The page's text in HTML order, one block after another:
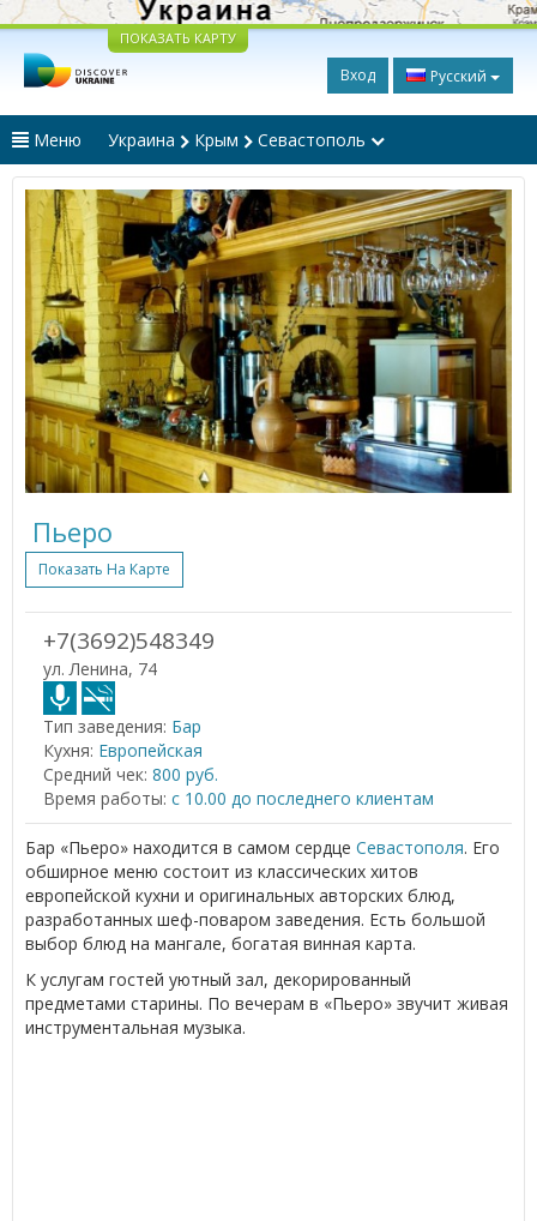
ПОКАЗАТЬ КАРТУ
Вход Русский
Меню Украина Крым Севастополь
Пьеро
Показать На Карте
+7(3692)548349
ул. Ленина, 74
Тип заведения: Бар
Кухня: Европейская
Средний чек: 800 руб.
Время работы: с 10.00 до последнего клиентам
Бар «Пьеро» находится в самом сердце Севастополя. Его
обширное меню состоит из классических хитов
европейской кухни и оригинальных авторских блюд,
разработанных шеф-поваром заведения. Есть большой
выбор блюд на мангале, богатая винная карта.
К услугам гостей уютный зал, декорированный
предметами старины. По вечерам в «Пьеро» звучит живая
инструментальная музыка.